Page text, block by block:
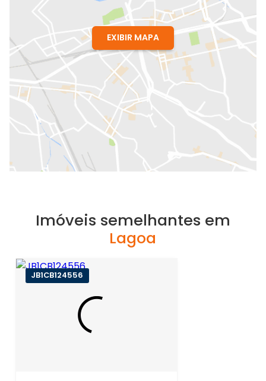
EXIBIR MAPA
Imóveis semelhantes em
Lagoa
JB1CB124556